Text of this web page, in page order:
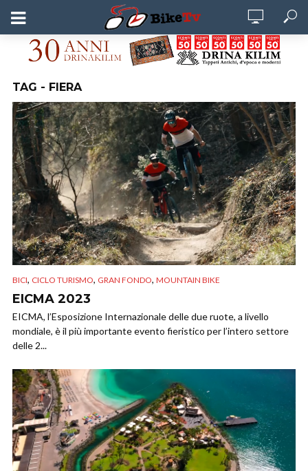
TAG - FIERA
BICI, CICLO TURISMO, GRAN FONDO, MOUNTAIN BIKE
EICMA 2023
EICMA, l’Esposizione Internazionale delle due ruote, a livello
mondiale, è il più importante evento fieristico per l’intero settore
delle 2...